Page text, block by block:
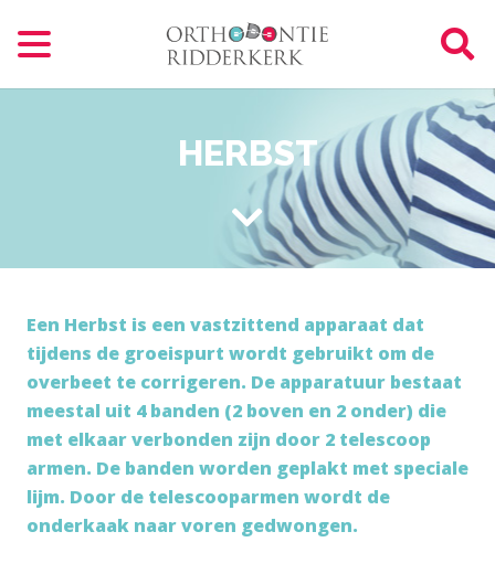
HERBST
Een Herbst is een vastzittend apparaat dat
tijdens de groeispurt wordt gebruikt om de
overbeet te corrigeren. De apparatuur bestaat
meestal uit 4 banden (2 boven en 2 onder) die
met elkaar verbonden zijn door 2 telescoop
armen. De banden worden geplakt met speciale
lijm. Door de telescooparmen wordt de
onderkaak naar voren gedwongen.